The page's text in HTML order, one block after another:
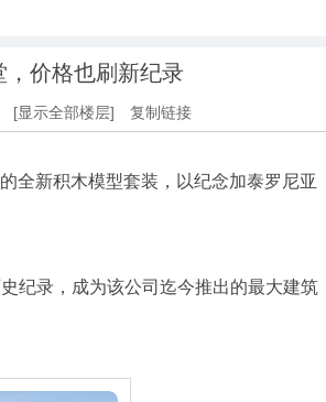
价格也刷新纪录
[显示全部楼层] 复制链接
全新积木模型套装，以纪念加泰罗尼亚
纪录，成为该公司迄今推出的最大建筑